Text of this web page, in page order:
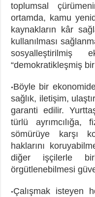
toplumsal
ortamda, kamu
kaynakların kâr
kullanılması
sosyalleştirilmiş
“demokratikleşmiş
•Böyle bir
sağlık, iletişim,
garanti edilir.
türlü
sömürüye karşı
haklarını
diğer işçilerle
örgütlenebilmesi
•Çalışmak isteyen